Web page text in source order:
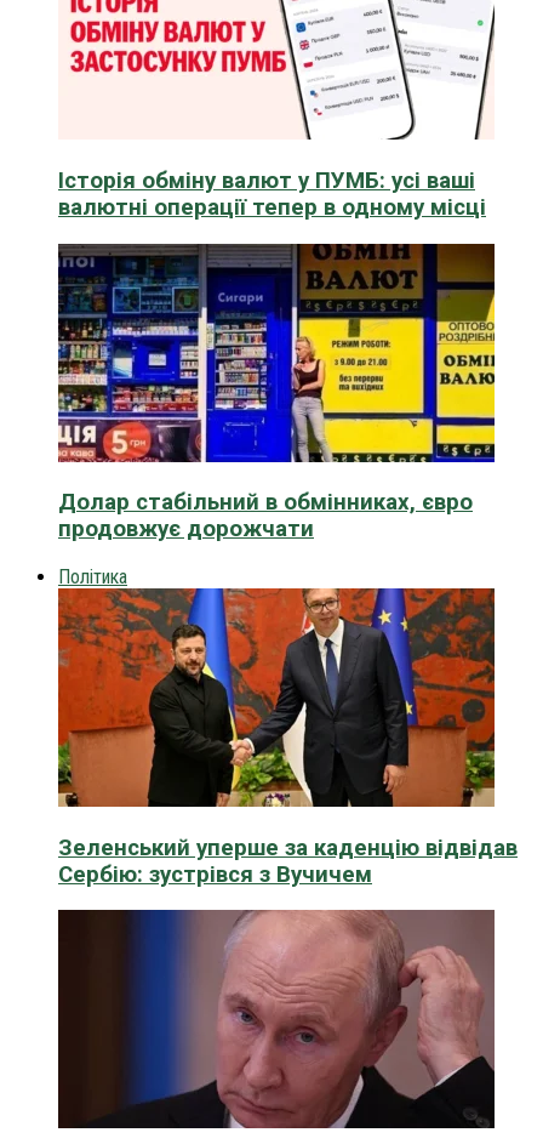
Історія обміну валют у ПУМБ: усі ваші
валютні операції тепер в одному місці
Долар стабільний в обмінниках, євро
продовжує дорожчати
Політика
Зеленський уперше за каденцію відвідав
Сербію: зустрівся з Вучичем